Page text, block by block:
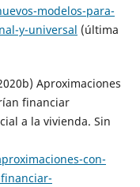
modelos-para-
y-universal (última
Aproximaciones
financiar
a la vivienda. Sin
con-